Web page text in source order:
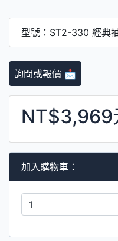
型號：ST2-330 經典
詢問或報價 📩
NT$3,969
加入購物車：